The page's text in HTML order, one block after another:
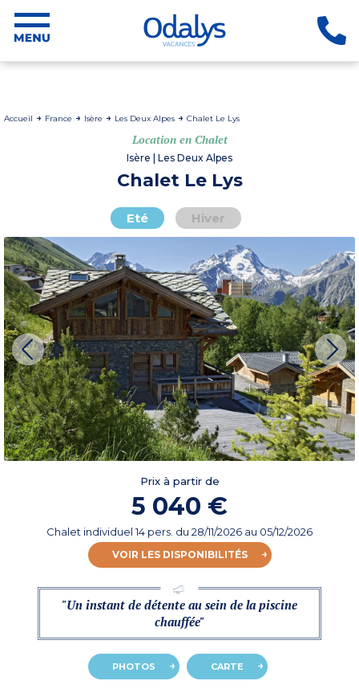
Accueil France Isère Les Deux Alpes Chalet Le Lys
Location en Chalet
Isère | Les Deux Alpes
Chalet Le Lys
Eté Hiver
Prix à partir de
5 040 €
Chalet individuel 14 pers. du 28/11/2026 au 05/12/2026
VOIR LES DISPONIBILITÉS
"Un instant de détente au sein de la piscine
chauffée"
PHOTOS CARTE